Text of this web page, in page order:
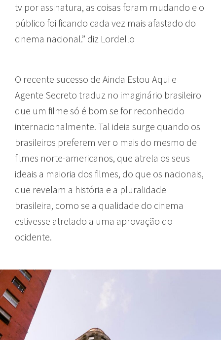
tv por assinatura, as coisas foram mudando e o
público foi ficando cada vez mais afastado do
cinema nacional.” diz Lordello
O recente sucesso de Ainda Estou Aqui e
Agente Secreto traduz no imaginário brasileiro
que um filme só é bom se for reconhecido
internacionalmente. Tal ideia surge quando os
brasileiros preferem ver o mais do mesmo de
filmes norte-americanos, que atrela os seus
ideais a maioria dos filmes, do que os nacionais,
que revelam a história e a pluralidade
brasileira, como se a qualidade do cinema
estivesse atrelado a uma aprovação do
ocidente.